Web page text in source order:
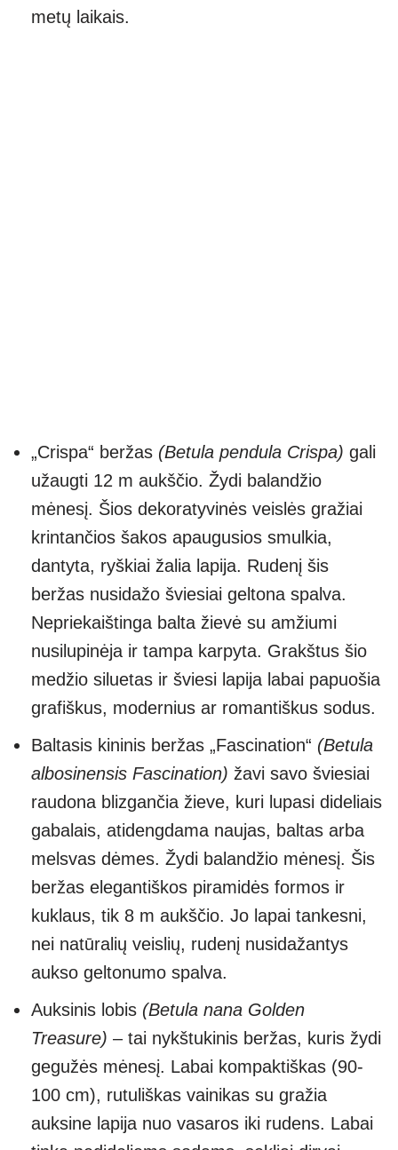
metų laikais.
„Crispa“ beržas (Betula pendula Crispa) gali
užaugti 12 m aukščio. Žydi balandžio
mėnesį. Šios dekoratyvinės veislės gražiai
krintančios šakos apaugusios smulkia,
dantyta, ryškiai žalia lapija. Rudenį šis
beržas nusidažo šviesiai geltona spalva.
Nepriekaištinga balta žievė su amžiumi
nusilupinėja ir tampa karpyta. Grakštus šio
medžio siluetas ir šviesi lapija labai papuošia
grafiškus, modernius ar romantiškus sodus.
Baltasis kininis beržas „Fascination“ (Betula
albosinensis Fascination) žavi savo šviesiai
raudona blizgančia žieve, kuri lupasi dideliais
gabalais, atidengdama naujas, baltas arba
melsvas dėmes. Žydi balandžio mėnesį. Šis
beržas elegantiškos piramidės formos ir
kuklaus, tik 8 m aukščio. Jo lapai tankesni,
nei natūralių veislių, rudenį nusidažantys
aukso geltonumo spalva.
Auksinis lobis (Betula nana Golden
Treasure) – tai nykštukinis beržas, kuris žydi
gegužės mėnesį. Labai kompaktiškas (90-
100 cm), rutuliškas vainikas su gražia
auksine lapija nuo vasaros iki rudens. Labai